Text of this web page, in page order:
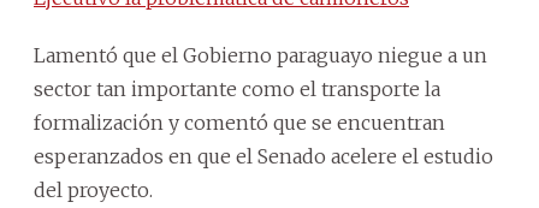
Lamentó que el Gobierno paraguayo niegue a un
sector tan importante como el transporte la
formalización y comentó que se encuentran
esperanzados en que el Senado acelere el estudio
del proyecto.